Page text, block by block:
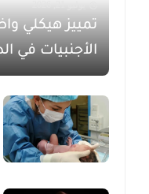
تمييز هيكلي
الأجنبيات في